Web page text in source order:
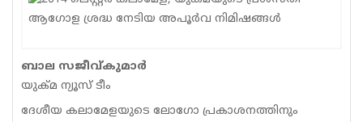
Sports
Classifieds
ബാല സജീവ്കുമാര്‍
യുക്മ ന്യൂസ് ടീം
ദേശീയ കലാമേളയുടെ ലോഗോ പ്രകാശനത്തിനും